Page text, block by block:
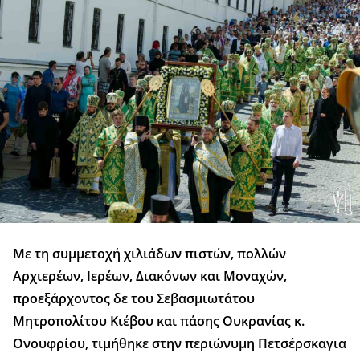
Με τη συμμετοχή χιλιάδων πιστών, πολλών
Αρχιερέων, Ιερέων, Διακόνων και Μοναχών,
προεξάρχοντος δε του Σεβασμιωτάτου
Μητροπολίτου Κιέβου και πάσης Ουκρανίας κ.
Ονουφρίου, τιμήθηκε στην περιώνυμη Πετσέρσκαγια